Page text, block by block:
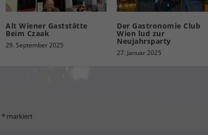
Alt Wiener Gaststätte
Beim Czaak
29. September 2025
Der Gastronomie Club
Wien lud zur
Neujahrsparty
27. Januar 2025
* markiert